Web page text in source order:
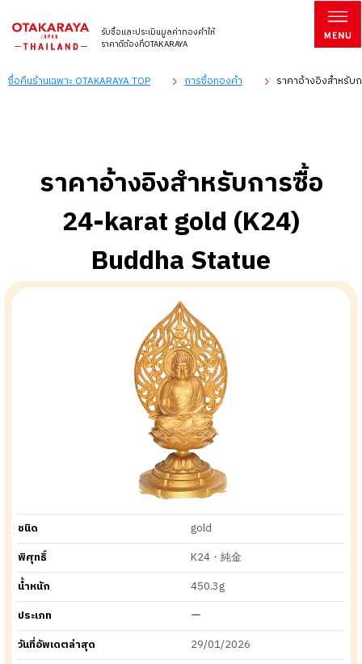
รับซื้อและประเมินมูลค่าทองคำให้
ราคาดีต้องที่OTAKARAYA
ซื้อคืนร้านเฉพาะ OTAKARAYA TOP การซื้อทองคำ ราคาอ้างอิงสำหรับ
ราคาอ้างอิงสำหรับการซื้อ
24-karat gold (K24)
Buddha Statue
ชนิด
gold
พิศุทธิ์
K24・純金
น้ำหนัก
450.3g
ประเภท
ー
วันที่อัพเดตล่าสุด
29/01/2026